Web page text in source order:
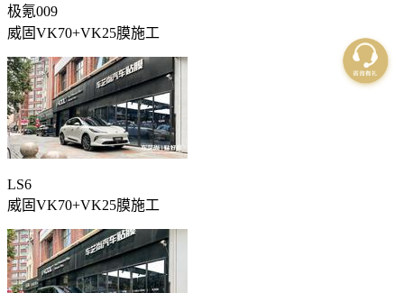
极氪009
威固VK70+VK25膜施工
LS6
威固VK70+VK25膜施工